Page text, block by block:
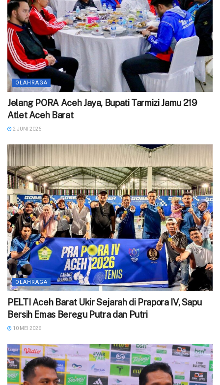
OLAHRAGA
Jelang PORA Aceh Jaya, Bupati Tarmizi Jamu 219
Atlet Aceh Barat
2 JUNI 2026
OLAHRAGA
PELTI Aceh Barat Ukir Sejarah di Prapora IV, Sapu
Bersih Emas Beregu Putra dan Putri
10 MEI 2026